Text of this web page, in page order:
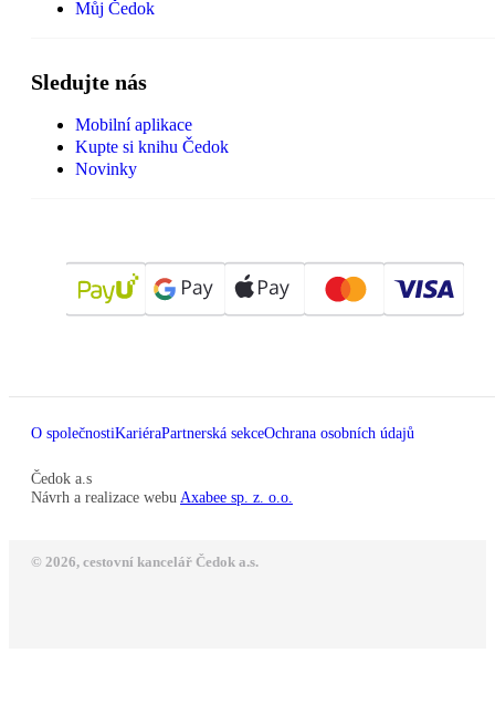
Můj Čedok
Sledujte nás
Mobilní aplikace
Kupte si knihu Čedok
Novinky
O společnostiKariéraPartnerská sekceOchrana osobních údajů
Čedok a.s
Návrh a realizace webu Axabee sp. z. o.o.
© 2026, cestovní kancelář Čedok a.s.